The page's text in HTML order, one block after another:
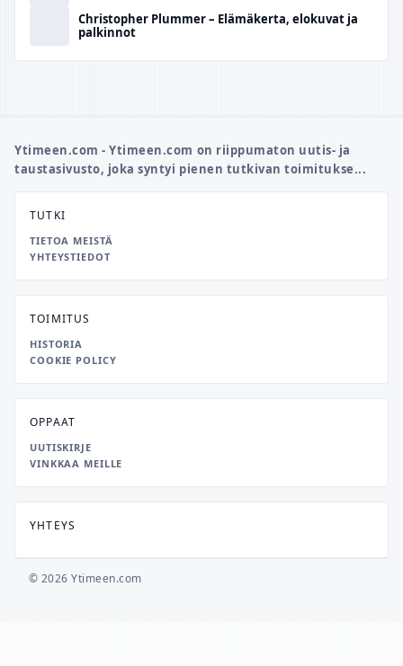
Christopher Plummer – Elämäkerta, elokuvat ja
palkinnot
Ytimeen.com - Ytimeen.com on riippumaton uutis- ja
taustasivusto, joka syntyi pienen tutkivan toimitukse...
TUTKI
TIETOA MEISTÄ
YHTEYSTIEDOT
TOIMITUS
HISTORIA
COOKIE POLICY
OPPAAT
UUTISKIRJE
VINKKAA MEILLE
YHTEYS
© 2026 Ytimeen.com